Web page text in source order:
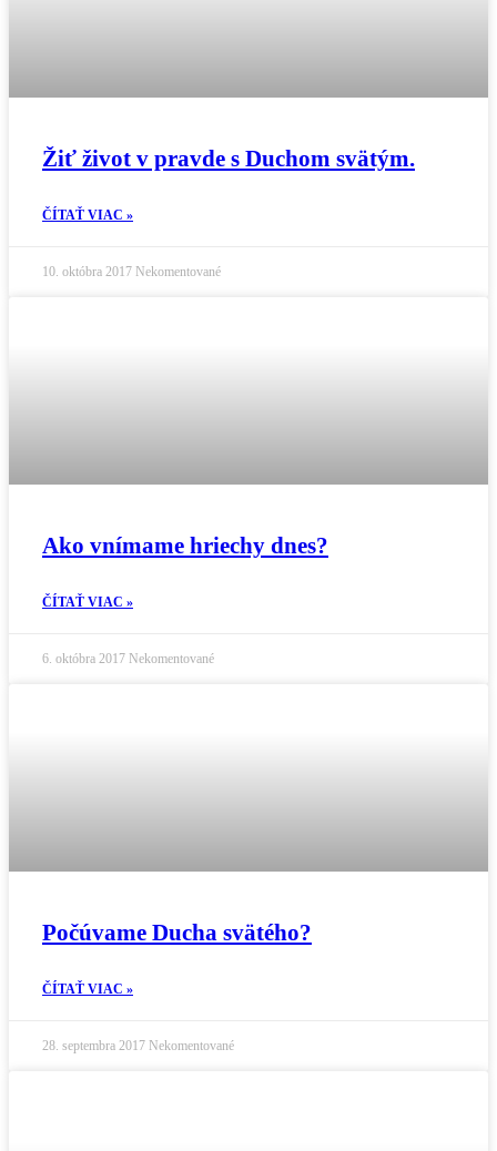
Žiť život v pravde s Duchom svätým.
ČÍTAŤ VIAC »
10. októbra 2017 Nekomentované
Ako vnímame hriechy dnes?
ČÍTAŤ VIAC »
6. októbra 2017 Nekomentované
Počúvame Ducha svätého?
ČÍTAŤ VIAC »
28. septembra 2017 Nekomentované